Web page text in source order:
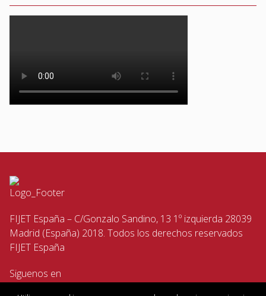
FIJET España – C/Gonzalo Sandino, 13 1º izquierda 28039
Madrid (España) 2018. Todos los derechos reservados
FIJET España
Siguenos en